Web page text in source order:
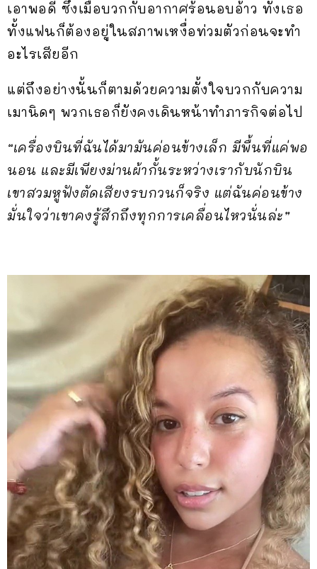
เอาพอดี ซึ่งเมื่อบวกกับอากาศร้อนอบอ้าว ทั้งเธอ
ทั้งแฟนก็ต้องอยู่ในสภาพเหงื่อท่วมตัวก่อนจะทำ
อะไรเสียอีก
แต่ถึงอย่างนั้นก็ตามด้วยความตั้งใจบวกกับความ
เมานิดๆ พวกเธอก็ยังคงเดินหน้าทำภารกิจต่อไป
“เครื่องบินที่ฉันได้มามันค่อนข้างเล็ก มีพื้นที่แค่พอ
นอน และมีเพียงม่านผ้ากั้นระหว่างเรากับนักบิน
เขาสวมหูฟังตัดเสียงรบกวนก็จริง แต่ฉันค่อนข้าง
มั่นใจว่าเขาคงรู้สึกถึงทุกการเคลื่อนไหวนั่นล่ะ”